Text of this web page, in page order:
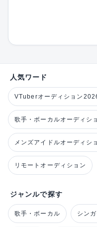
人気ワード
VTuberオーディション
歌手・ボーカルオーディシ
メンズアイドルオーディシ
リモートオーディション
ジャンルで探す
歌手・ボーカル シン